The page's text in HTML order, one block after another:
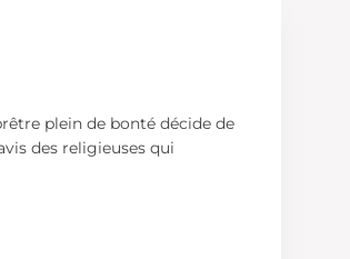
plein de bonté décide de
des religieuses qui